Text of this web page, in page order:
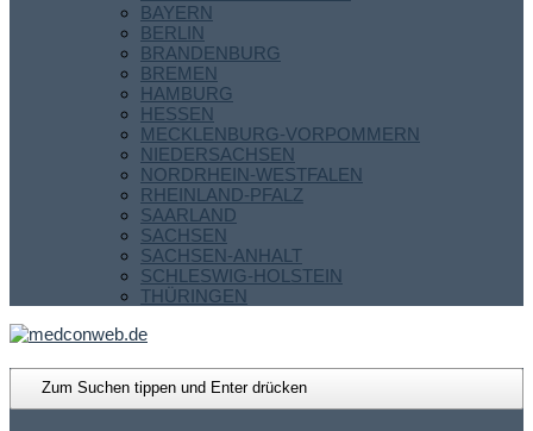
BAYERN
BERLIN
BRANDENBURG
BREMEN
HAMBURG
HESSEN
MECKLENBURG-VORPOMMERN
NIEDERSACHSEN
NORDRHEIN-WESTFALEN
RHEINLAND-PFALZ
SAARLAND
SACHSEN
SACHSEN-ANHALT
SCHLESWIG-HOLSTEIN
THÜRINGEN